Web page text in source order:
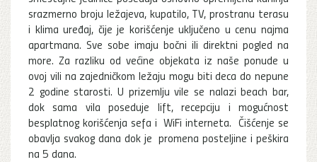
srazmerno broju ležajeva, kupatilo, TV, prostranu terasu
i klima uređaj, čije je korišćenje uključeno u cenu najma
apartmana. Sve sobe imaju bočni ili direktni pogled na
more. Za razliku od većine objekata iz naše ponude u
ovoj vili na zajedničkom ležaju mogu biti deca do nepune
2 godine starosti. U prizemlju vile se nalazi beach bar,
dok sama vila poseduje lift, recepciju i mogućnost
besplatnog korišćenja sefa i WiFi interneta. Čišćenje se
obavlja svakog dana dok je promena posteljine i peškira
na 5 dana.